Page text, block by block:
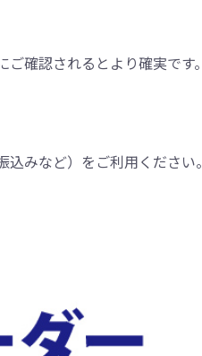
確認されるとより確実です。
みなど）をご利用ください。